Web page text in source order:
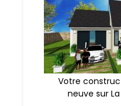
Votre
neuve sur